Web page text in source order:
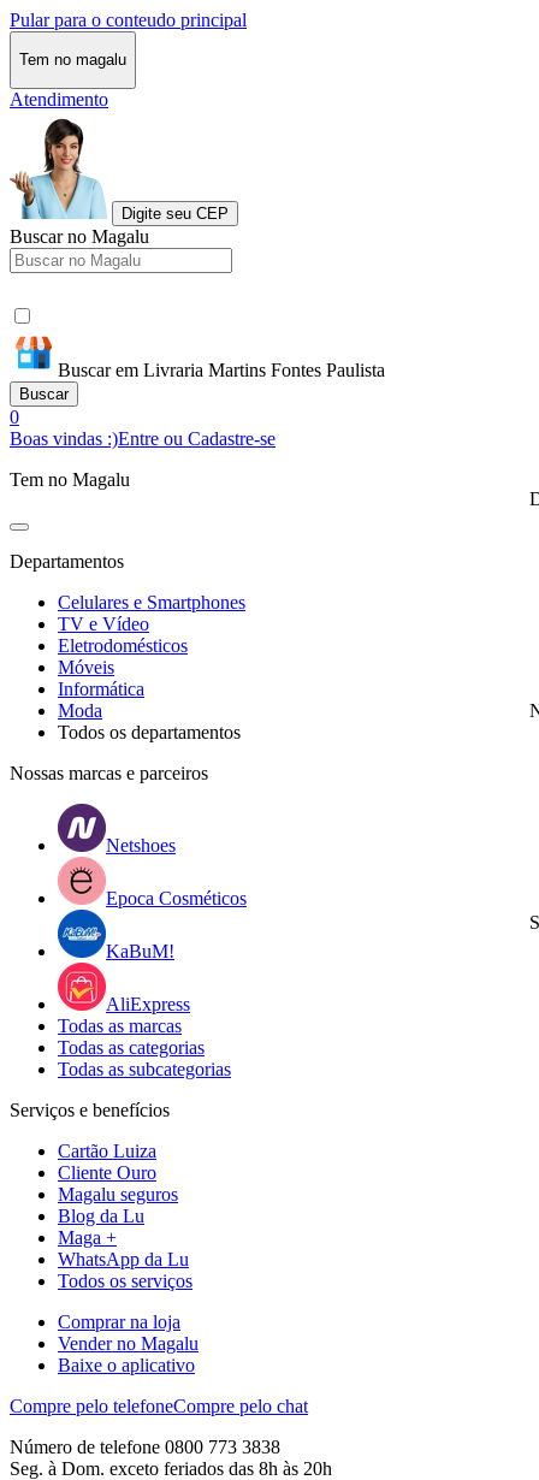
Pular para o conteudo principal
Tem no magalu
Atendimento
Digite seu CEP
Buscar no Magalu
Buscar em Livraria Martins Fontes Paulista
Buscar
0
Boas vindas :)Entre ou Cadastre-se
Tem no Magalu
Departamentos
Celulares e Smartphones
TV e Vídeo
Eletrodomésticos
Móveis
Informática
Moda
Todos os departamentos
Nossas marcas e parceiros
Netshoes
Epoca Cosméticos
KaBuM!
AliExpress
Todas as marcas
Todas as categorias
Todas as subcategorias
Serviços e benefícios
Cartão Luiza
Cliente Ouro
Magalu seguros
Blog da Lu
Maga +
WhatsApp da Lu
Todos os serviços
Comprar na loja
Vender no Magalu
Baixe o aplicativo
Compre pelo telefoneCompre pelo chat
Número de telefone 0800 773 3838
Seg. à Dom. exceto feriados das 8h às 20h